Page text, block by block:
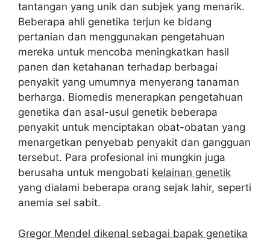
tantangan yang unik dan subjek yang menarik.
Beberapa ahli genetika terjun ke bidang
pertanian dan menggunakan pengetahuan
mereka untuk mencoba meningkatkan hasil
panen dan ketahanan terhadap berbagai
penyakit yang umumnya menyerang tanaman
berharga. Biomedis menerapkan pengetahuan
genetika dan asal-usul genetik beberapa
penyakit untuk menciptakan obat-obatan yang
menargetkan penyebab penyakit dan gangguan
tersebut. Para profesional ini mungkin juga
berusaha untuk mengobati kelainan genetik
yang dialami beberapa orang sejak lahir, seperti
anemia sel sabit.
Gregor Mendel dikenal sebagai bapak genetika